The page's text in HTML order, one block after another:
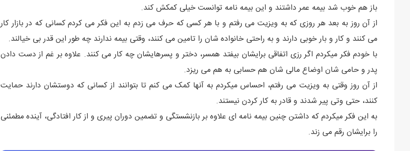
باز هم خوب شد بیمه عمر داشتند و این بیمه نامه توانست خیلی کمکش کند.
از آن روز به بعد هر روزی که به ویزیت می رفتم و با هر کسی که حرف می زدم به این فکر می کردم کسانی که در بازار کار
می کنند و کار و بار خوبی دارند و به راحتی خانواده شان را تامین می کنند، وقتی بیمه ندارند چه طور این قدر بی خیالند.
با خودم فکر میکردم اگر رزی اتفاقی برایشان بیفتد همسر، دختر و پسرهایشان چه کار می کنند. علاوه بر غم از دست دادن
پدر و حامی شان اوضاع مالی شان هم حسابی به هم می ریزد.
از آن روز وقتی به ویزیت می رفتم، احساس میکردم به آنها کمک می کنم تا بتوانند از کسانی که دوستشان دارند حمایت
کنند، حتی وتی پیر شدند و قادر به کار کردن نیستند.
به این فکر میکردم که داشتن چنین بیمه نامه ای علاوه بر بازنشستگی و تضمین دوران پیری و از کار افتادگی، آینده مطمئنی
را برایشان رقم می زند.